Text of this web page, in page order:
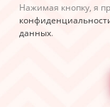
Нажимая кнопку, я
данных.